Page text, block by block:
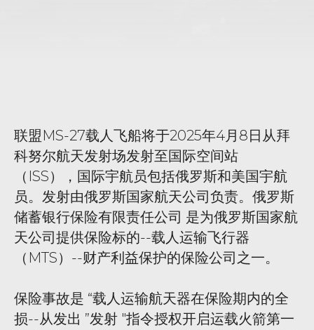
联盟MS-27载人飞船将于2025年4月8日从拜
科努尔航天发射场发射至国际空间站
（ISS），国际宇航员包括俄罗斯和美国宇航
员。发射由俄罗斯国家航天公司负责。俄罗斯
储蓄银行保险有限责任公司 是为俄罗斯国家航
天公司提供保险标的--载人运输飞行器
（MTS）--财产利益保护的保险公司之一。
保险事故是 “载人运输航天器在保险期内的全
损--从发出 ”发射 "指令授权开启运载火箭第一